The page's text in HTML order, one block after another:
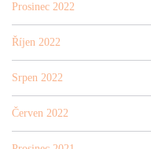
Prosinec 2022
Říjen 2022
Srpen 2022
Červen 2022